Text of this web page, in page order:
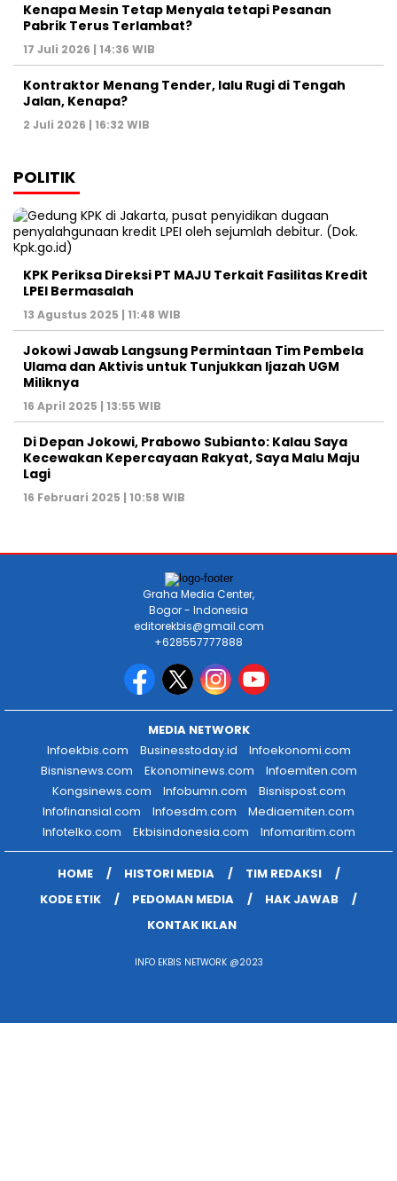
Kenapa Mesin Tetap Menyala tetapi Pesanan
Pabrik Terus Terlambat?
17 Juli 2026 | 14:36 WIB
Kontraktor Menang Tender, lalu Rugi di Tengah
Jalan, Kenapa?
2 Juli 2026 | 16:32 WIB
POLITIK
KPK Periksa Direksi PT MAJU Terkait Fasilitas Kredit
LPEI Bermasalah
13 Agustus 2025 | 11:48 WIB
Jokowi Jawab Langsung Permintaan Tim Pembela
Ulama dan Aktivis untuk Tunjukkan Ijazah UGM
Miliknya
16 April 2025 | 13:55 WIB
Di Depan Jokowi, Prabowo Subianto: Kalau Saya
Kecewakan Kepercayaan Rakyat, Saya Malu Maju
Lagi
16 Februari 2025 | 10:58 WIB
Graha Media Center,
Bogor - Indonesia
editorekbis@gmail.com
+628557777888
MEDIA NETWORK
Infoekbis.com
Businesstoday.id
Infoekonomi.com
Bisnisnews.com
Ekonominews.com
Infoemiten.com
Kongsinews.com
Infobumn.com
Bisnispost.com
Infofinansial.com
Infoesdm.com
Mediaemiten.com
Infotelko.com
Ekbisindonesia.com Infomaritim.com
HOME HISTORI MEDIA
TIM REDAKSI
KODE ETIK
PEDOMAN MEDIA
HAK JAWAB
KONTAK IKLAN
INFO EKBIS NETWORK @2023